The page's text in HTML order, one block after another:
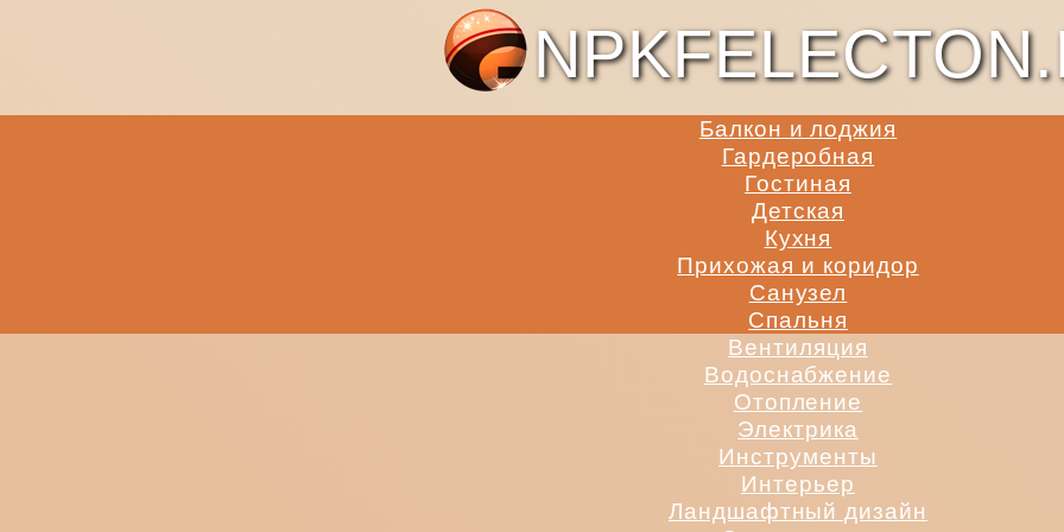
Балкон и лоджия
Гардеробная
Гостиная
Детская
Кухня
Прихожая и коридор
Санузел
Спальня
Вентиляция
Водоснабжение
Отопление
Электрика
Инструменты
Интерьер
Ландшафтный дизайн